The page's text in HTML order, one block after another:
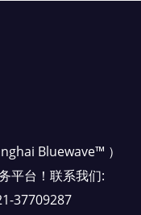
Bluewave™ ）
平台！联系我们:
37709287